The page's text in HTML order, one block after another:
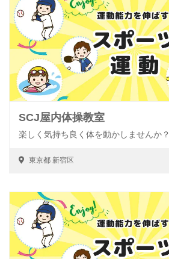
SCJ屋内体操教室
楽しく気持ち良く体を動かしませんか？
東京都 新宿区